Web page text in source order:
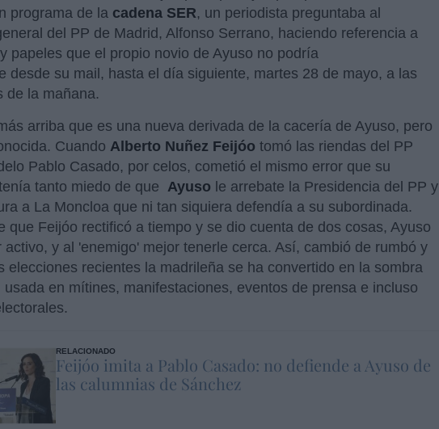
programa de la cadena SER, un periodista preguntaba al
del PP de Madrid, Alfonso Serrano, haciendo referencia a
papeles que el propio novio de Ayuso no podría
desde su mail, hasta el día siguiente, martes 28 de mayo, a las
de la mañana.
arriba que es una nueva derivada de la cacería de Ayuso, pero
Cuando Alberto Nuñez Feijóo tomó las riendas del PP
Pablo Casado, por celos, cometió el mismo error que su
tanto miedo de que Ayuso le arrebate la Presidencia del PP y
a La Moncloa que ni tan siquiera defendía a su subordinada.
que Feijóo rectificó a tiempo y se dio cuenta de dos cosas, Ayuso
activo, y al 'enemigo' mejor tenerle cerca. Así, cambió de rumbó y
elecciones recientes la madrileña se ha convertido en la sombra
usada en mítines, manifestaciones, eventos de prensa e incluso
RELACIONADO
Feijóo imita a Pablo Casado: no defiende a Ayuso de
las calumnias de Sánchez